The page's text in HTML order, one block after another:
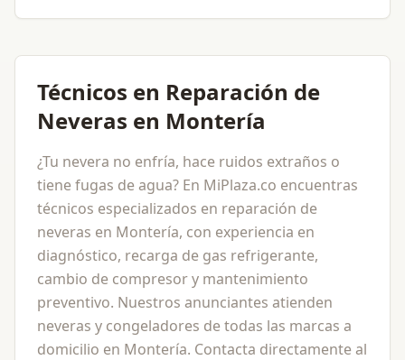
Técnicos en Reparación de
Neveras en Montería
¿Tu nevera no enfría, hace ruidos extraños o
tiene fugas de agua? En MiPlaza.co encuentras
técnicos especializados en reparación de
neveras en Montería, con experiencia en
diagnóstico, recarga de gas refrigerante,
cambio de compresor y mantenimiento
preventivo. Nuestros anunciantes atienden
neveras y congeladores de todas las marcas a
domicilio en Montería. Contacta directamente al